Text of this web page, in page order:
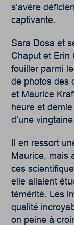
s’avère
captivante.
Sara Dosa et
Chaput et Erin
fouiller parmi
de photos des
et Maurice
heure et
d’une
Il en ressort
Maurice, mais
ces
elle allaient
témérité. Les
qualité
on peine à